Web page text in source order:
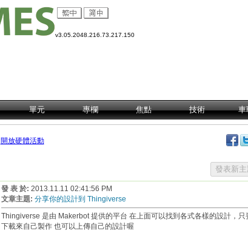
v3.05.2048.216.73.217.150
單元 專欄 焦點 技術 車
開放硬體活動
發表新主
發 表 於: 2013.11.11 02:41:56 PM
文章主題: 分享你的設計到 Thingiverse
Thingiverse 是由 Makerbot 提供的平台 在上面可以找到各式各樣的設計，只
下載來自己製作 也可以上傳自己的設計喔